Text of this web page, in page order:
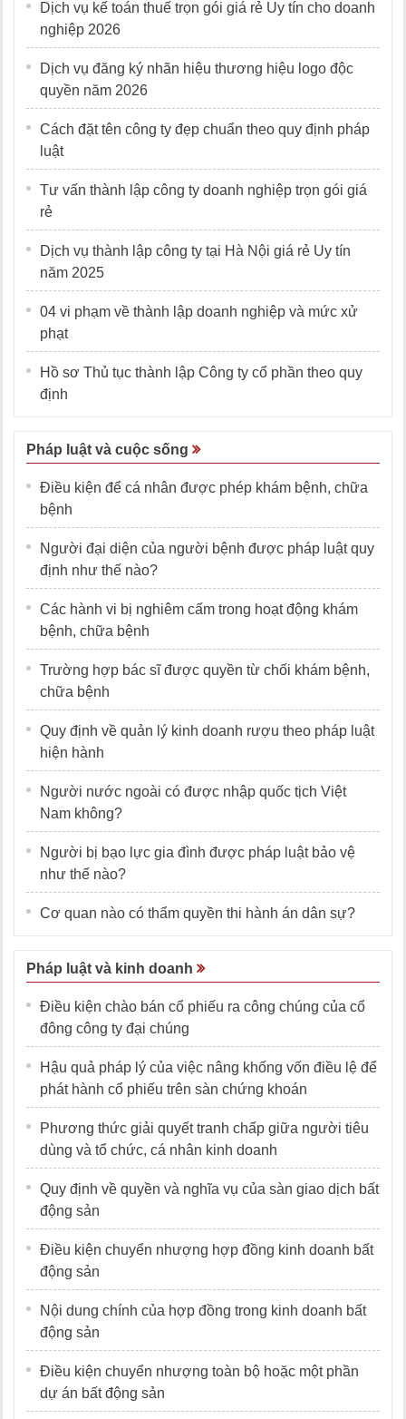
Dịch vụ kế toán thuế trọn gói giá rẻ Uy tín cho doanh
nghiệp 2026
Dịch vụ đăng ký nhãn hiệu thương hiệu logo độc
quyền năm 2026
Cách đặt tên công ty đẹp chuẩn theo quy định pháp
luật
Tư vấn thành lập công ty doanh nghiệp trọn gói giá
rẻ
Dịch vụ thành lập công ty tại Hà Nội giá rẻ Uy tín
năm 2025
04 vi phạm về thành lập doanh nghiệp và mức xử
phạt
Hồ sơ Thủ tục thành lập Công ty cổ phần theo quy
định
Pháp luật và cuộc sống
Điều kiện để cá nhân được phép khám bệnh, chữa
bệnh
Người đại diện của người bệnh được pháp luật quy
định như thế nào?
Các hành vi bị nghiêm cấm trong hoạt động khám
bệnh, chữa bệnh
Trường hợp bác sĩ được quyền từ chối khám bệnh,
chữa bệnh
Quy định về quản lý kinh doanh rượu theo pháp luật
hiện hành
Người nước ngoài có được nhập quốc tịch Việt
Nam không?
Người bị bạo lực gia đình được pháp luật bảo vệ
như thế nào?
Cơ quan nào có thẩm quyền thi hành án dân sự?
Pháp luật và kinh doanh
Điều kiện chào bán cổ phiếu ra công chúng của cổ
đông công ty đại chúng
Hậu quả pháp lý của việc nâng khống vốn điều lệ để
phát hành cổ phiếu trên sàn chứng khoán
Phương thức giải quyết tranh chấp giữa người tiêu
dùng và tổ chức, cá nhân kinh doanh
Quy định về quyền và nghĩa vụ của sàn giao dịch bất
động sản
Điều kiện chuyển nhượng hợp đồng kinh doanh bất
động sản
Nội dung chính của hợp đồng trong kinh doanh bất
động sản
Điều kiện chuyển nhượng toàn bộ hoặc một phần
dự án bất động sản